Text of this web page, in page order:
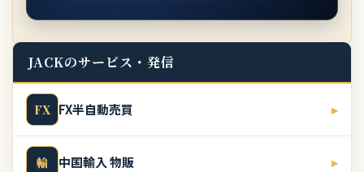
JACKのサービス・発信
FX FX半自動売買 ▸
輸 中国輸入 物販 ▸